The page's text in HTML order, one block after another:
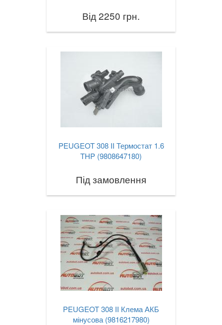
Від 2250 грн.
PEUGEOT 308 II Термостат 1.6
THP (9808647180)
Під замовлення
PEUGEOT 308 II Клема АКБ
мінусова (9816217980)